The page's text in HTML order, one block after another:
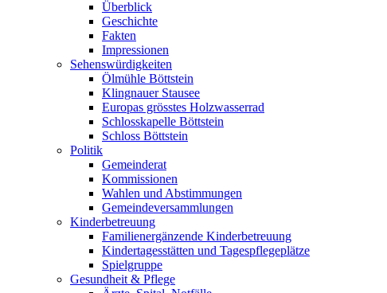
Überblick
Geschichte
Fakten
Impressionen
Sehenswürdigkeiten
Ölmühle Böttstein
Klingnauer Stausee
Europas grösstes Holzwasserrad
Schlosskapelle Böttstein
Schloss Böttstein
Politik
Gemeinderat
Kommissionen
Wahlen und Abstimmungen
Gemeindeversammlungen
Kinderbetreuung
Familienergänzende Kinderbetreuung
Kindertagesstätten und Tagespflegeplätze
Spielgruppe
Gesundheit & Pflege